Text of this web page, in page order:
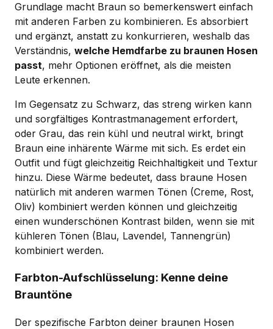
Grundlage macht Braun so bemerkenswert einfach
mit anderen Farben zu kombinieren. Es absorbiert
und ergänzt, anstatt zu konkurrieren, weshalb das
Verständnis, welche Hemdfarbe zu braunen Hosen
passt, mehr Optionen eröffnet, als die meisten
Leute erkennen.
Im Gegensatz zu Schwarz, das streng wirken kann
und sorgfältiges Kontrastmanagement erfordert,
oder Grau, das rein kühl und neutral wirkt, bringt
Braun eine inhärente Wärme mit sich. Es erdet ein
Outfit und fügt gleichzeitig Reichhaltigkeit und Textur
hinzu. Diese Wärme bedeutet, dass braune Hosen
natürlich mit anderen warmen Tönen (Creme, Rost,
Oliv) kombiniert werden können und gleichzeitig
einen wunderschönen Kontrast bilden, wenn sie mit
kühleren Tönen (Blau, Lavendel, Tannengrün)
kombiniert werden.
Farbton-Aufschlüsselung: Kenne deine
Brauntöne
Der spezifische Farbton deiner braunen Hosen